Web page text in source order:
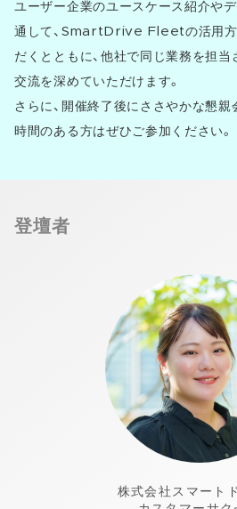
ユーザー企業のユースケース紹介や
通して、SmartDrive Fleetの活用方
だくとともに、他社で同じ業務を担
交流を深めていただけます。
さらに、開催終了後にささやかな懇親
時間のある方はぜひご参加ください。
登壇者
株式会社スマート